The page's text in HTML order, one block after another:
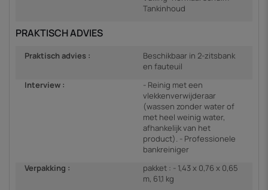
Tankinhoud
PRAKTISCH ADVIES
Praktisch advies :
Beschikbaar in 2-zitsbank
en fauteuil
Interview :
- Reinig met een
vlekkenverwijderaar
(wassen zonder water of
met heel weinig water,
afhankelijk van het
product). - Professionele
bankreiniger
Verpakking :
pakket : - 1,43 x 0,76 x 0,65
m, 61,1 kg